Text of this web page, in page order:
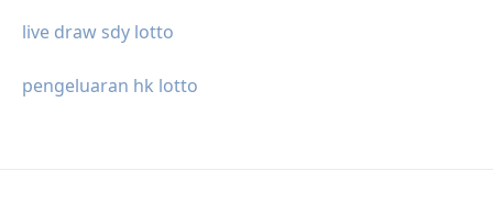
live draw sdy lotto
pengeluaran hk lotto